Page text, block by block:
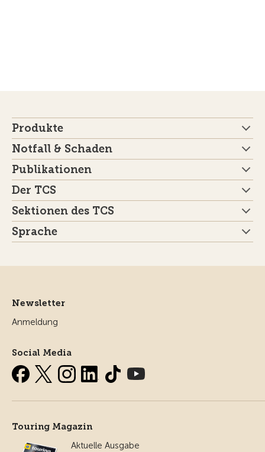
Produkte
Notfall & Schaden
Publikationen
Der TCS
Sektionen des TCS
Sprache
Newsletter
Anmeldung
Social Media
Touring Magazin
Aktuelle Ausgabe